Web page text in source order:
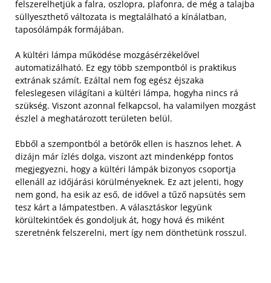
felszerelhetjük a falra, oszlopra, plafonra, de még a talajba
süllyeszthető változata is megtalálható a kínálatban,
taposólámpák formájában.
A kültéri lámpa működése mozgásérzékelővel
automatizálható. Ez egy több szempontból is praktikus
extrának számít. Ezáltal nem fog egész éjszaka
feleslegesen világítani a kültéri lámpa, hogyha nincs rá
szükség. Viszont azonnal felkapcsol, ha valamilyen mozgást
észlel a meghatározott területen belül.
Ebből a szempontból a betörők ellen is hasznos lehet. A
dizájn már ízlés dolga, viszont azt mindenképp fontos
megjegyezni, hogy a kültéri lámpák bizonyos csoportja
ellenáll az időjárási körülményeknek. Ez azt jelenti, hogy
nem gond, ha esik az eső, de idővel a tűző napsütés sem
tesz kárt a lámpatestben. A választáskor legyünk
körültekintőek és gondoljuk át, hogy hová és miként
szeretnénk felszerelni, mert így nem dönthetünk rosszul.